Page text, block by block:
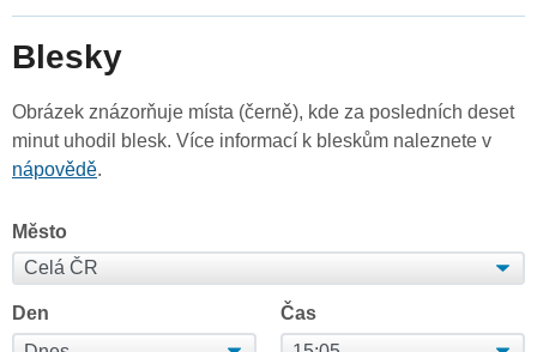
Blesky
Obrázek znázorňuje místa (černě), kde za posledních deset
minut uhodil blesk. Více informací k bleskům naleznete v
nápovědě.
Město
Den Čas